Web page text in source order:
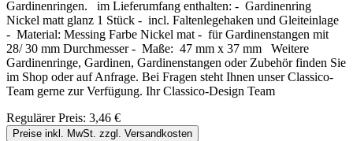
Gardinenringen. im Lieferumfang enthalten: - Gardinenring
Nickel matt glanz 1 Stück - incl. Faltenlegehaken und Gleiteinlage
- Material: Messing Farbe Nickel mat - für Gardinenstangen mit
28/ 30 mm Durchmesser - Maße: 47 mm x 37 mm Weitere
Gardinenringe, Gardinen, Gardinenstangen oder Zubehör finden Sie
im Shop oder auf Anfrage. Bei Fragen steht Ihnen unser Classico-
Team gerne zur Verfügung. Ihr Classico-Design Team
Regulärer Preis: 3,46 €
Preise inkl. MwSt. zzgl. Versandkosten